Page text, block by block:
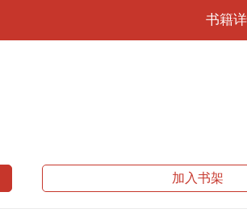
书籍
加入书架